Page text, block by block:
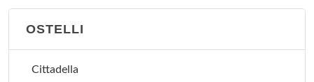
viale Maria Luigia 1, Tabiano Bagni
via Roma 20, Salsomaggiore Terme
OSTELLI
Cittadella